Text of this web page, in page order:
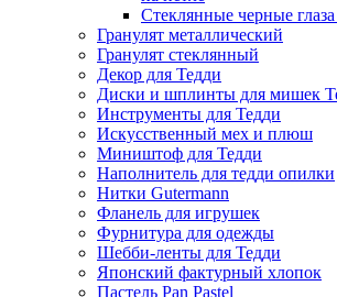
Стеклянные черные
Гранулят металлический
Гранулят стеклянный
Декор для Тедди
Диски и шплинты для мишек
Инструменты для Тедди
Искусственный мех и плюш
Миништоф для Тедди
Наполнитель для тедди опилки
Нитки Gutermann
Фланель для игрушек
Фурнитура для одежды
Шебби-ленты для Тедди
Японский фактурный хлопок
Пастель Pan Pastel